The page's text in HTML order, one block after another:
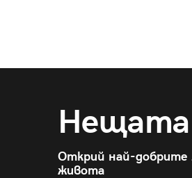
Открий най-
живота